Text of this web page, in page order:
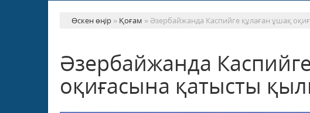
Өскен өңір » Қоғам » Әзербайжанда Каспийге құлаған ұшақ
Әзербайжанда
оқиғасына қатысты